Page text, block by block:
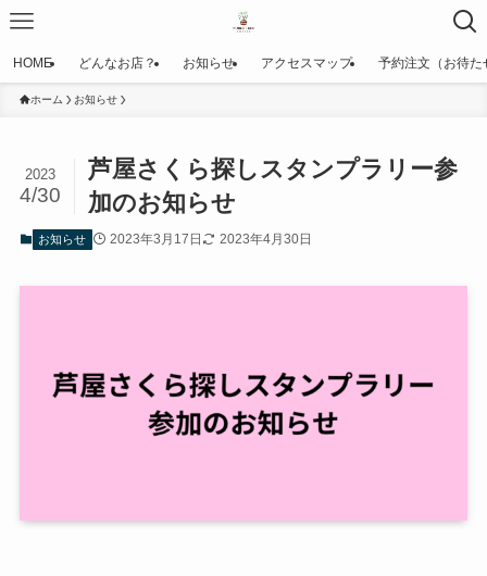
HOME どんなお店？ お知らせ アクセスマップ 予約注文（お待た
ホーム お知らせ
芦屋さくら探しスタンプラリー参
加のお知らせ
2023
4/30
お知らせ 2023年3月17日 2023年4月30日